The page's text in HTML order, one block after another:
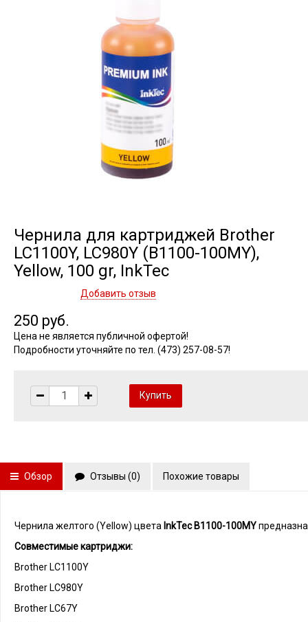
Чернила для картриджей Brother
LC1100Y, LC980Y (B1100-100MY),
Yellow, 100 gr, InkTec
Добавить отзыв
250 руб.
Цена не является публичной офертой!
Подробности уточняйте по тел. (473) 257-08-57!
Обзор Отзывы (0) Похожие товары
Чернила желтого (Yellow) цвета InkTec B1100-100MY
Совместимые картриджи:
Brother LC1100Y
Brother LC980Y
Brother LC67Y